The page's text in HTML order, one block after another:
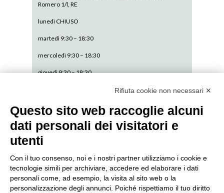
Romero 1/l, RE
lunedì CHIUSO
martedì 9:30 – 18:30
mercoledì 9:30 – 18:30
giovedì 9:30 – 18:30
sabato 9:30 – 13:30
domenica CHIUSO
SEDE AMMINISTRATIVA // via De Pisis 9,
Rifiuta cookie non necessari ✕
Questo sito web raccoglie alcuni
dati personali dei visitatori e
utenti
Con il tuo consenso, noi e i nostri partner utilizziamo i cookie e
tecnologie simili per archiviare, accedere ed elaborare i dati
personali come, ad esempio, la visita al sito web o la
personalizzazione degli annunci. Poiché rispettiamo il tuo diritto